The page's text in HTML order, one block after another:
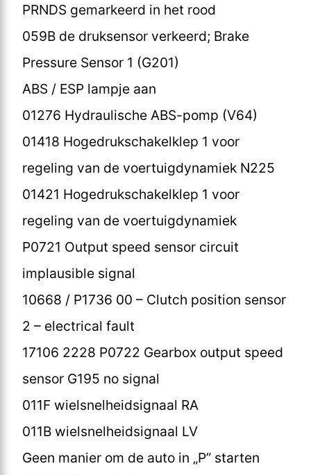
PRNDS gemarkeerd in het rood
059B de druksensor verkeerd; Brake
Pressure Sensor 1 (G201)
ABS / ESP lampje aan
01276 Hydraulische ABS-pomp (V64)
01418 Hogedrukschakelklep 1 voor
regeling van de voertuigdynamiek N225
01421 Hogedrukschakelklep 1 voor
regeling van de voertuigdynamiek
P0721 Output speed sensor circuit
implausible signal
10668 / P1736 00 – Clutch position sensor
2 – electrical fault
17106 2228 P0722 Gearbox output speed
sensor G195 no signal
011F wielsnelheidsignaal RA
011B wielsnelheidsignaal LV
Geen manier om de auto in „P” starten